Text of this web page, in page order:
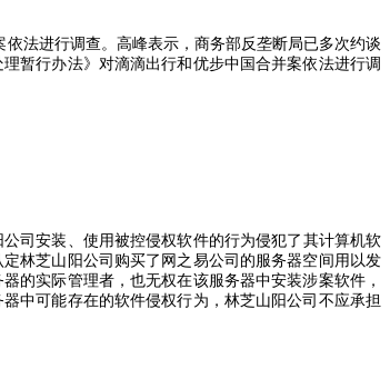
法进行调查。高峰表示，商务部反垄断局已多次约谈
暂行办法》对滴滴出行和优步中国合并案依法进行调
司安装、使用被控侵权软件的行为侵犯了其计算机软
林芝山阳公司购买了网之易公司的服务器空间用以发
的实际管理者，也无权在该服务器中安装涉案软件，
中可能存在的软件侵权行为，林芝山阳公司不应承担